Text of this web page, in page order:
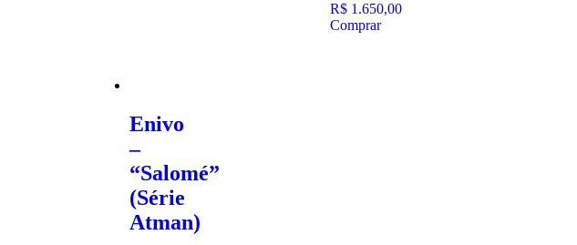
R$ 1.650,00
Comprar
Enivo
–
“Salomé”
(Série
Atman)